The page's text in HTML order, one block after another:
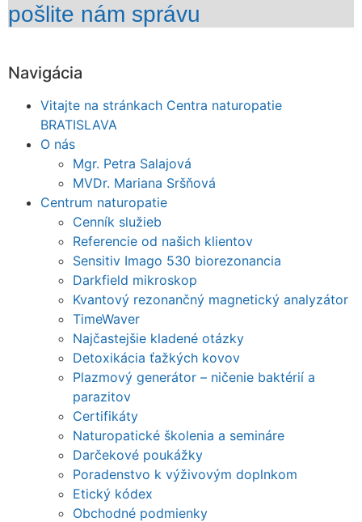
pošlite nám správu
Navigácia
Vitajte na stránkach Centra naturopatie
BRATISLAVA
O nás
Mgr. Petra Salajová
MVDr. Mariana Sršňová
Centrum naturopatie
Cenník služieb
Referencie od našich klientov
Sensitiv Imago 530 biorezonancia
Darkfield mikroskop
Kvantový rezonančný magnetický analyzátor
TimeWaver
Najčastejšie kladené otázky
Detoxikácia ťažkých kovov
Plazmový generátor – ničenie baktérií a
parazitov
Certifikáty
Naturopatické školenia a semináre
Darčekové poukážky
Poradenstvo k výživovým doplnkom
Etický kódex
Obchodné podmienky